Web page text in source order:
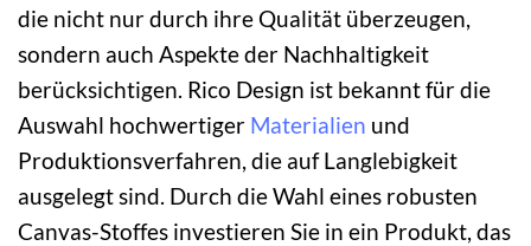
die nicht nur durch ihre Qualität überzeugen,
sondern auch Aspekte der Nachhaltigkeit
berücksichtigen. Rico Design ist bekannt für die
Auswahl hochwertiger Materialien und
Produktionsverfahren, die auf Langlebigkeit
ausgelegt sind. Durch die Wahl eines robusten
Canvas-Stoffes investieren Sie in ein Produkt, das